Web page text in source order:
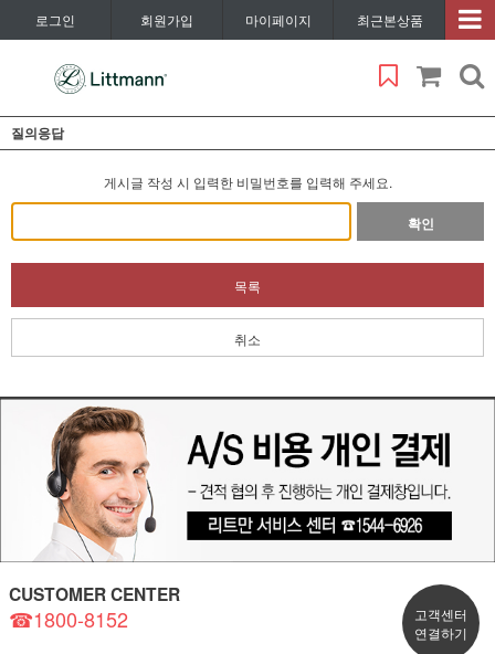
로그인 회원가입 마이페이지 최근본상품
질의응답
게시글 작성 시 입력한 비밀번호를 입력해 주세요.
확인
목록
취소
CUSTOMER CENTER
☎1800-8152
고객센터
연결하기